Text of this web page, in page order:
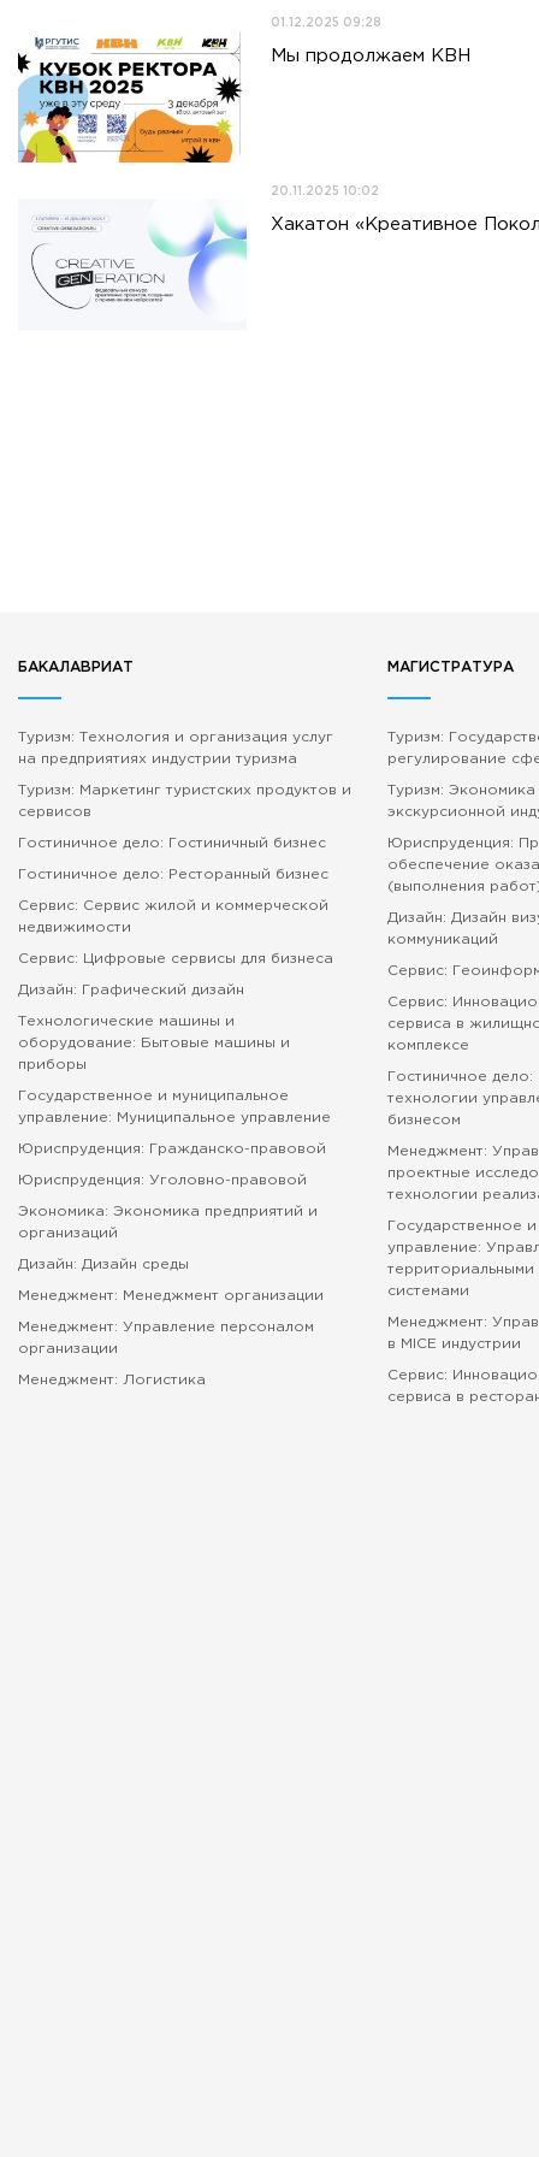
01.12.2025 09:28
Мы продолжаем КВН
20.11.2025 10:02
Хакатон «Креативное
БАКАЛАВРИАТ
Туризм: Технология и организация услуг
на предприятиях индустрии туризма
Туризм: Маркетинг туристских продуктов и
сервисов
Гостиничное дело: Гостиничный бизнес
Гостиничное дело: Ресторанный бизнес
Сервис: Сервис жилой и коммерческой
недвижимости
Сервис: Цифровые сервисы для бизнеса
Дизайн: Графический дизайн
Технологические машины и
оборудование: Бытовые машины и
приборы
Государственное и муниципальное
управление: Муниципальное управление
Юриспруденция: Гражданско-правовой
Юриспруденция: Уголовно-правовой
Экономика: Экономика предприятий и
организаций
Дизайн: Дизайн среды
Менеджмент: Менеджмент организации
Менеджмент: Управление персоналом
организации
Менеджмент: Логистика
МАГИСТРАТУРА
Туризм:
регулирование
Туризм: Экономика
экскурсионной
Юриспруденция:
обеспечение
(выполнения
Дизайн: Дизайн
коммуникаций
Сервис:
Сервис:
сервиса в
комплексе
Гостиничное
технологии
бизнесом
Менеджмент:
проектные
технологии
Государственное
управление:
территориальными
системами
Менеджмент:
в MICE индустрии
Сервис:
сервиса в